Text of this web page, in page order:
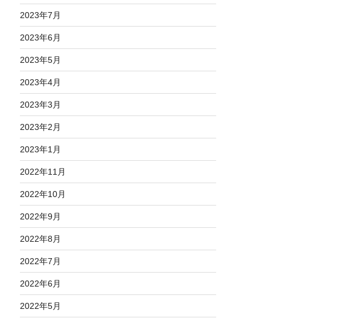
2023年7月
2023年6月
2023年5月
2023年4月
2023年3月
2023年2月
2023年1月
2022年11月
2022年10月
2022年9月
2022年8月
2022年7月
2022年6月
2022年5月